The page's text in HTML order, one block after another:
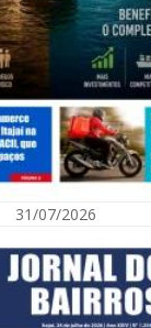
chuva, ventos
31/07/2026